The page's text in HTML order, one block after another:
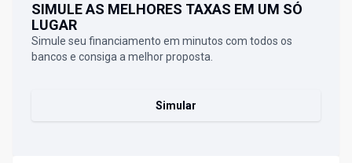
SIMULE AS MELHORES TAXAS EM UM SÓ
LUGAR
Simule seu financiamento em minutos com todos os
bancos e consiga a melhor proposta.
Simular